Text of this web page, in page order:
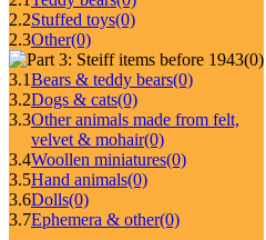
2.2Stuffed toys(0)
2.3Other(0)
(0)
3.1Bears & teddy bears(0)
3.2Dogs & cats(0)
3.3Other animals made from felt,
velvet & mohair(0)
3.4Woollen miniatures(0)
3.5Hand animals(0)
3.6Dolls(0)
3.7Ephemera & other(0)